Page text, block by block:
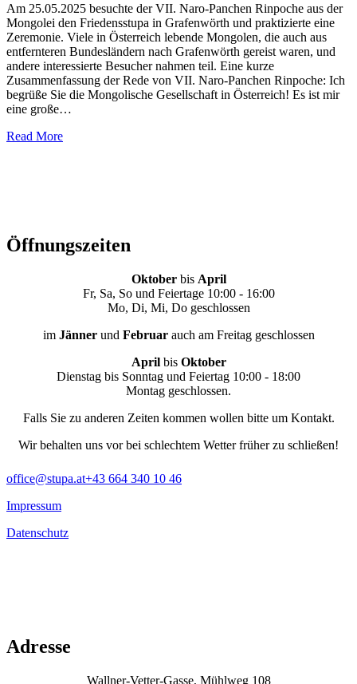
Am 25.05.2025 besuchte der VII. Naro-Panchen Rinpoche aus der
Mongolei den Friedensstupa in Grafenwörth und praktizierte eine
Zeremonie. Viele in Österreich lebende Mongolen, die auch aus
entfernteren Bundesländern nach Grafenwörth gereist waren, und
andere interessierte Besucher nahmen teil. Eine kurze
Zusammenfassung der Rede von VII. Naro-Panchen Rinpoche: Ich
begrüße Sie die Mongolische Gesellschaft in Österreich! Es ist mir
eine große…
Read More
Öffnungszeiten
Oktoberbis April
Fr, Sa, So und Feiertage 10:00 - 16:00
Mo, Di, Mi, Do geschlossen
im Jännerund Februar auch am Freitag geschlossen
Aprilbis Oktober
Dienstag bis Sonntag und Feiertag 10:00 - 18:00
Montag geschlossen.
Falls Sie zu anderen Zeiten kommen wollen bitte um Kontakt.
Wir behalten uns vor bei schlechtem Wetter früher zu schließen!
office@stupa.at+43 664 340 10 46
Impressum
Datenschutz
Adresse
Wallner-Vetter-Gasse, Mühlweg 108